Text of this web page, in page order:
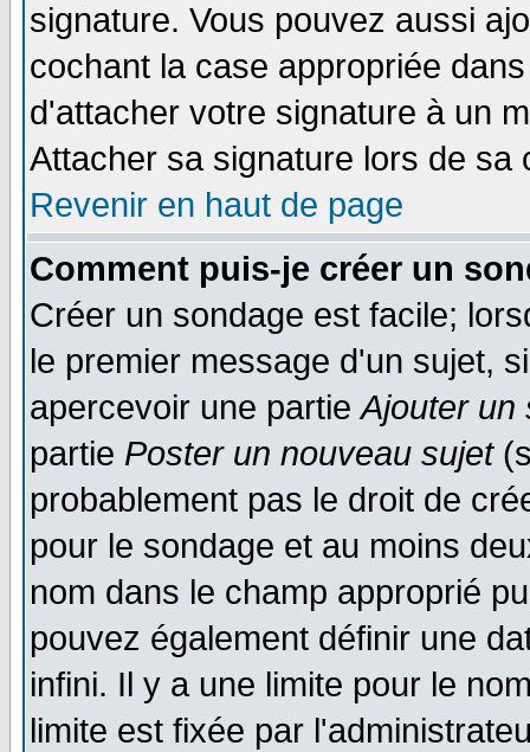
signature. Vous pouvez aussi
cochant la case appropriée
d'attacher votre signature à un
Attacher sa signature lors de sa
Revenir en haut de page
Comment puis-je créer un
Créer un sondage est facile;
le premier message d'un sujet,
apercevoir une partieAjouter un
partie Poster un nouveau sujet
probablement pas le droit de
pour le sondage et au moins
nom dans le champ approprié
pouvez également définir une
infini. Il y a une limite pour le
limite est fixée par